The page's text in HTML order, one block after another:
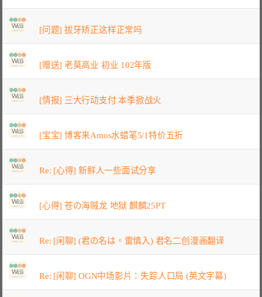
[问题] 拔牙矫正这样正常吗
[赠送] 老莫高业 初业 102年版
[情报] 三大行动支付 本季掀战火
[宝宝] 博客来Amos水蜡笔5/1特价五折
Re: [心得] 新鲜人一些面试分享
[心得] 苍の海贼龙 地狱 麒麟25PT
Re: [闲聊] (君の名は。雷慎入) 君名二创漫画翻译
Re: [闲聊] OGN中场影片：失踪人口局 (英文字幕)